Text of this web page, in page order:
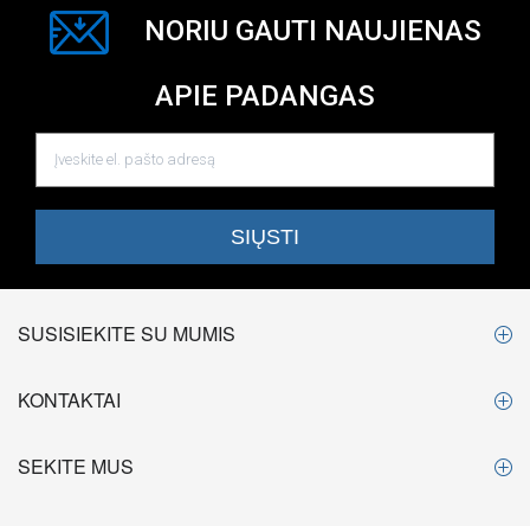
NORIU GAUTI NAUJIENAS
APIE PADANGAS
SUSISIEKITE SU MUMIS
KONTAKTAI
SEKITE MUS